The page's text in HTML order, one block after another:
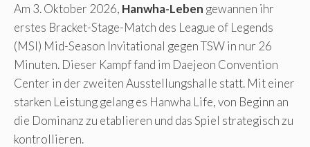
Am 3. Oktober 2026, Hanwha-Leben gewannen ihr
erstes Bracket-Stage-Match des League of Legends
(MSI) Mid-Season Invitational gegen TSW in nur 26
Minuten. Dieser Kampf fand im Daejeon Convention
Center in der zweiten Ausstellungshalle statt. Mit einer
starken Leistung gelang es Hanwha Life, von Beginn an
die Dominanz zu etablieren und das Spiel strategisch zu
kontrollieren.